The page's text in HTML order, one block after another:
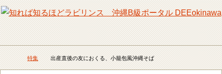
メニュー 検
DEEokinawaトップ
特集 出産直後の友におくる、小籠包風沖縄そば